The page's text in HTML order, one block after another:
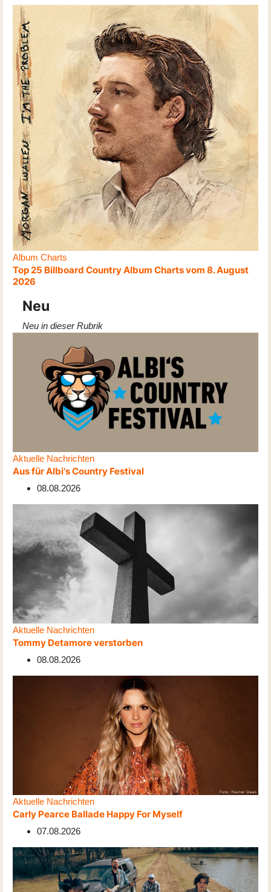
Album Charts
Top 25 Billboard Country Album Charts vom 8. August
2026
Neu
Neu in dieser Rubrik
Aktuelle Nachrichten
Aus für Albi's Country Festival
08.08.2026
Aktuelle Nachrichten
Tommy Detamore verstorben
08.08.2026
Aktuelle Nachrichten
Carly Pearce Ballade Happy For Myself
07.08.2026